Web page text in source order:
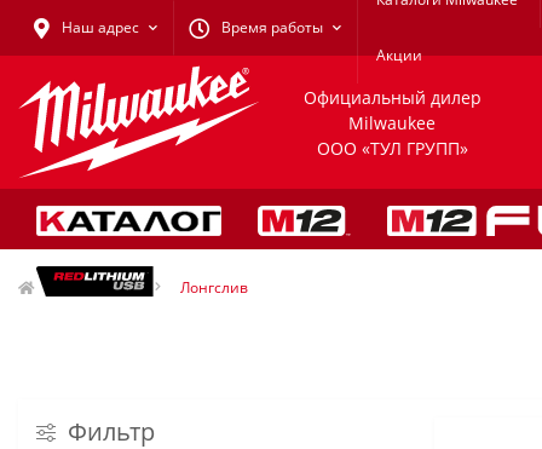
Наш адрес Время работы
Акции
Официальный дилер
Milwaukee
ООО «ТУЛ ГРУПП»
Одежда Лонгслив
Фильтр